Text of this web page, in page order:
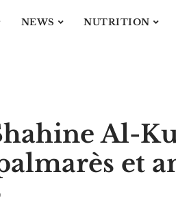
NEWS NUTRITION
Al-
et